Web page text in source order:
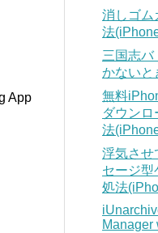
App
消しゴム
法
三国志バ
かないと
無料
ダウン
法
浮気させ
セージ型
処法
Manager